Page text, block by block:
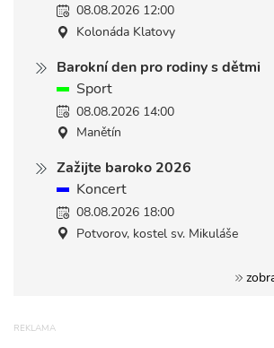
08.08.2026 12:00
Kolonáda Klatovy
Barokní den pro rodiny s dětmi
Sport
08.08.2026 14:00
Manětín
Zažijte baroko 2026
Koncert
08.08.2026 18:00
Potvorov, kostel sv. Mikuláše